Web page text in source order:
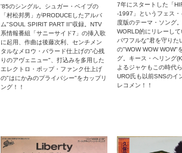
'85のシングル。シュガー・ベイブの
「村松邦男」がPRODUCEしたアルバ
ム"SOUL SPIRIT PART II"収録。NTV
系情報番組「サニーサイド7」の挿入歌
に起用、作曲は後藤次利、センチメン
タルなメロウ・バラード仕上げの"心残
りのアヴェニュー"、打込みを多用した
エレクトロ・ポップ・ファンク仕上げ
の"はにかみのプライバシー"をカップリ
ング！！
7年にスタートした「
-1997」というフェス
度版のテーマ・ソング
WORLD的にリレーし
パワフルな"君を守りた
の"WOW WOW WOW"
グ。キース・ヘリング
よるジャケもこの時代
URO氏も以前SNSのイ
レコメン！！